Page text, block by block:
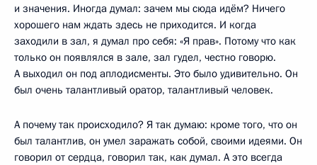
и значения. Иногда думал: зачем мы сюда идём? Ничего
хорошего нам ждать здесь не приходится. И когда
заходили в зал, я думал про себя: «Я прав». Потому что как
только он появлялся в зале, зал гудел, честно говорю.
А выходил он под аплодисменты. Это было удивительно. Он
был очень талантливый оратор, талантливый человек.
А почему так происходило? Я так думаю: кроме того, что он
был талантлив, он умел заражать собой, своими идеями. Он
говорил от сердца, говорил так, как думал. А это всегда